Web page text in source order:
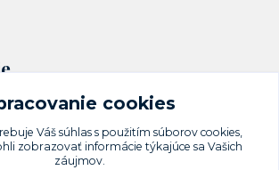
zhode cookies
Váš súhlas s použitím súborov cookies,
zobrazovať informácie týkajúce sa Vašich
záujmov.